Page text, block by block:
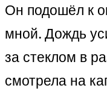
Он подошёл к
мной. Дождь
за стеклом в
смотрела на